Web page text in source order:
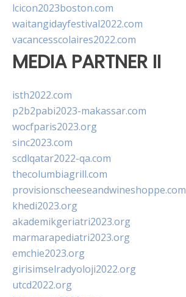
lcicon2023boston.com
waitangidayfestival2022.com
vacancesscolaires2022.com
MEDIA PARTNER II
isth2022.com
p2b2pabi2023-makassar.com
wocfparis2023.org
sinc2023.com
scdlqatar2022-qa.com
thecolumbiagrill.com
provisionscheeseandwineshoppe.com
khedi2023.org
akademikgeriatri2023.org
marmarapediatri2023.org
emchie2023.org
girisimselradyoloji2022.org
utcd2022.org